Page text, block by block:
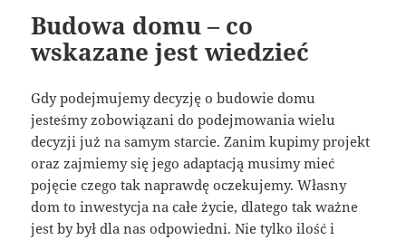
Budowa domu – co
wskazane jest wiedzieć
Gdy podejmujemy decyzję o budowie domu
jesteśmy zobowiązani do podejmowania wielu
decyzji już na samym starcie. Zanim kupimy projekt
oraz zajmiemy się jego adaptacją musimy mieć
pojęcie czego tak naprawdę oczekujemy. Własny
dom to inwestycja na całe życie, dlatego tak ważne
jest by był dla nas odpowiedni. Nie tylko ilość i